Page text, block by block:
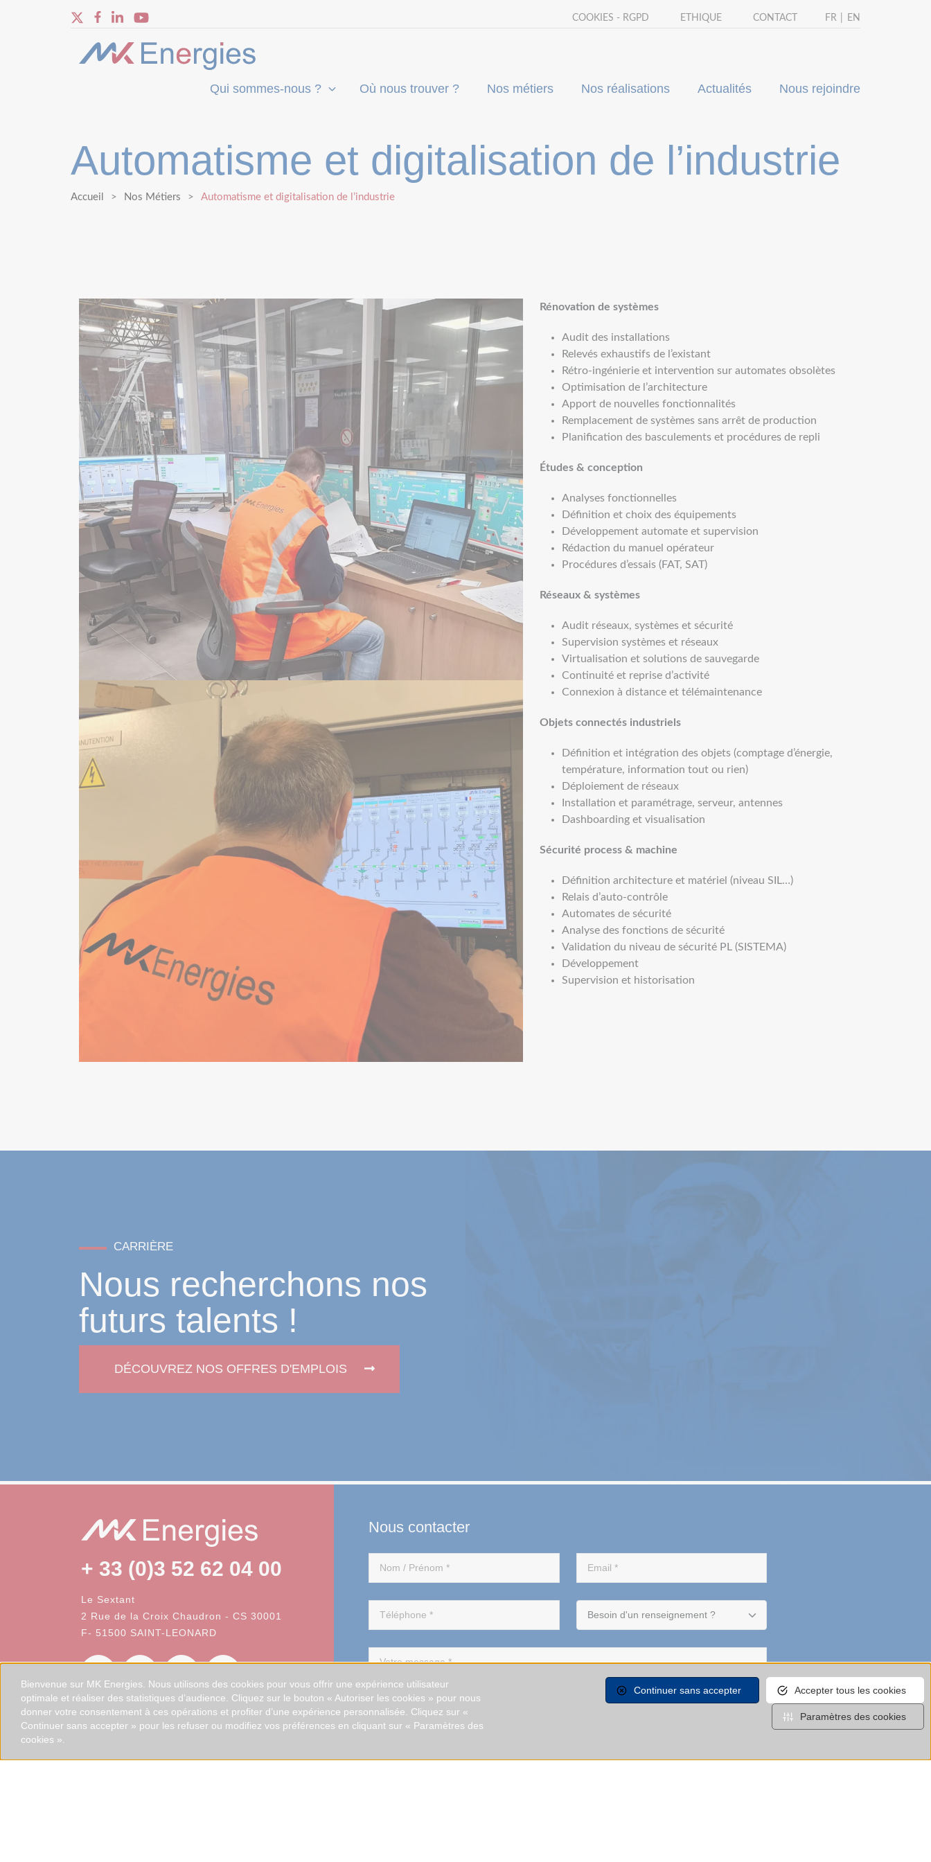
COOKIES - RGPD ETHIQUE CONTACT FR EN
Qui sommes-nous ? Où nous trouver ? Nos métiers Nos réalisations Actualités Nous rejoindre
Automatisme et digitalisation de l’industrie
Accueil Nos Métiers Automatisme et digitalisation de l’industrie
Rénovation de systèmes
Audit des installations
Relevés exhaustifs de l’existant
Rétro-ingénierie et intervention sur automates obsolètes
Optimisation de l’architecture
Apport de nouvelles fonctionnalités
Remplacement de systèmes sans arrêt de production
Planification des basculements et procédures de repli
Études & conception
Analyses fonctionnelles
Définition et choix des équipements
Développement automate et supervision
Rédaction du manuel opérateur
Procédures d’essais (FAT, SAT)
Réseaux & systèmes
Audit réseaux, systèmes et sécurité
Supervision systèmes et réseaux
Virtualisation et solutions de sauvegarde
Continuité et reprise d’activité
Connexion à distance et télémaintenance
Objets connectés industriels
Définition et intégration des objets (comptage d’énergie,
température, information tout ou rien)
Déploiement de réseaux
Installation et paramétrage, serveur, antennes
Dashboarding et visualisation
Sécurité process & machine
Définition architecture et matériel (niveau SIL…)
Relais d’auto-contrôle
Automates de sécurité
Analyse des fonctions de sécurité
Validation du niveau de sécurité PL (SISTEMA)
Développement
Supervision et historisation
Nous recherchons nos
futurs talents !
CARRIÈRE
DÉCOUVREZ NOS OFFRES D'EMPLOIS
+ 33 (0)3 52 62 04 00
Le Sextant
2 Rue de la Croix Chaudron - CS 30001
F- 51500 SAINT-LEONARD
Nous contacter
Bienvenue sur MK Energies. Nous utilisons des cookies pour vous offrir une expérience utilisateur
optimale et réaliser des statistiques d’audience. Cliquez sur le bouton « Autoriser les cookies » pour nous
donner votre consentement à ces opérations et profiter d’une expérience personnalisée. Cliquez sur «
Continuer sans accepter » pour les refuser ou modifiez vos préférences en cliquant sur « Paramètres des
cookies ».
Accepter tous les cookies
Continuer sans accepter
Paramètres des cookies